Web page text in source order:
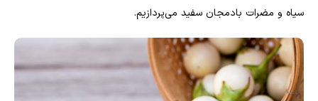
سیاه و مضرات بادمجان سفید می‌پردازیم.